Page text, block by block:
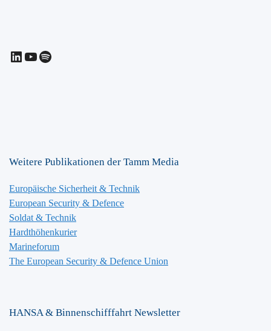
LinkedIn
YouTube
Spotify
Weitere Publikationen der Tamm Media
Europäische Sicherheit & Technik
European Security & Defence
Soldat & Technik
Hardthöhenkurier
Marineforum
The European Security & Defence Union
HANSA & Binnenschifffahrt Newsletter